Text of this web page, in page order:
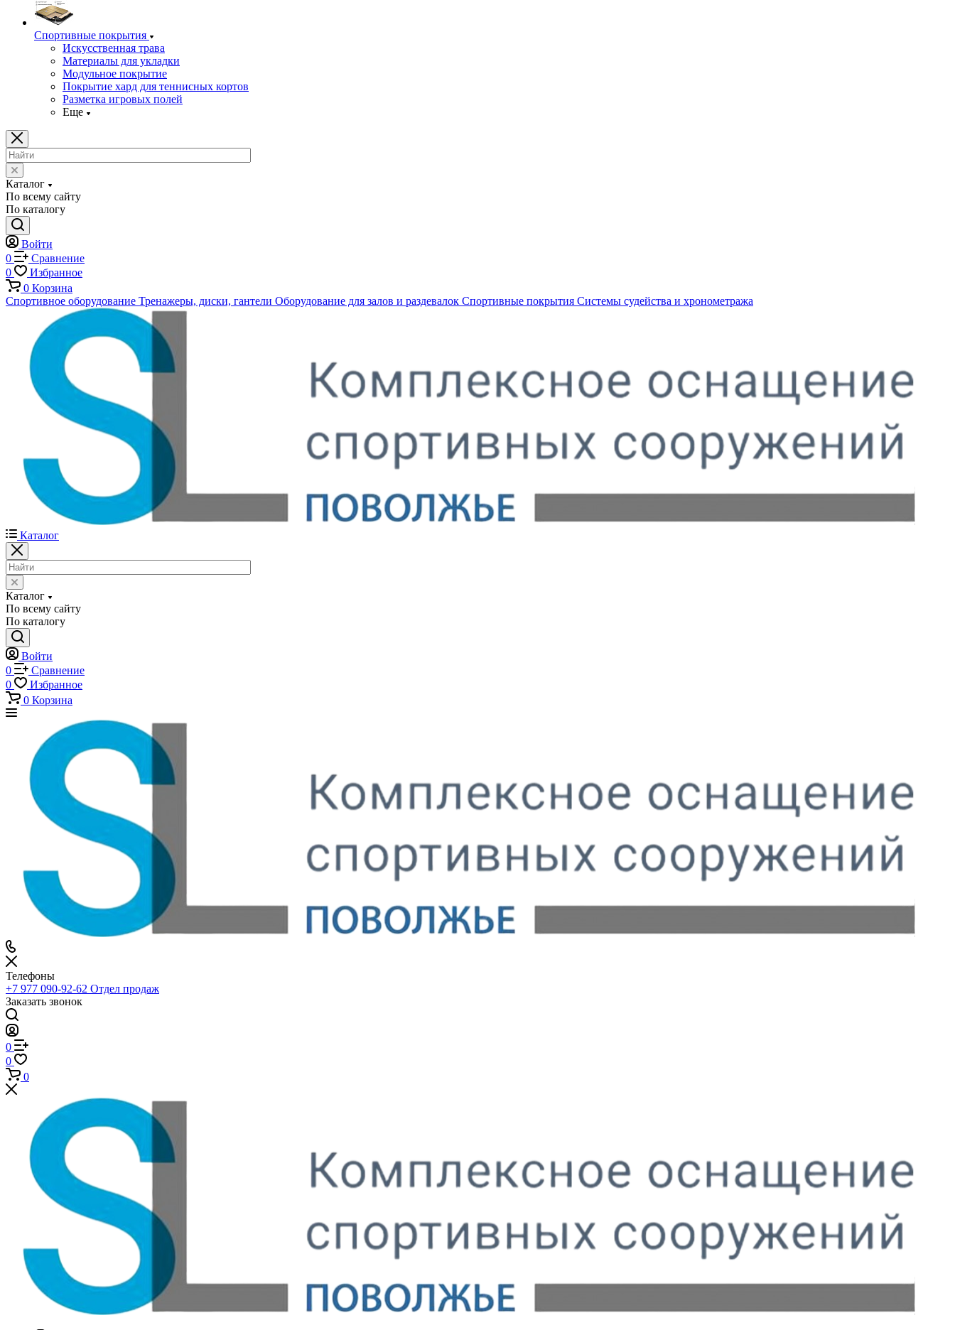
Спортивные покрытия
Искусственная трава
Материалы для укладки
Модульное покрытие
Покрытие хард для теннисных кортов
Разметка игровых полей
Еще
Каталог
По всему сайту
По каталогу
Войти
0
Сравнение
0
Избранное
0 Корзина
Спортивное оборудование Тренажеры, диски, гантели Оборудование для залов и раздевалок Спортивные покрытия Системы судейства и хронометража
Каталог
Каталог
По всему сайту
По каталогу
Войти
0
Сравнение
0
Избранное
0 Корзина
Телефоны
+7 977 090-92-62 Отдел продаж
Заказать звонок
0
0
0